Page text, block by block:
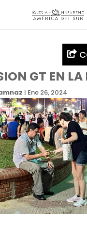
GT EN LA
| Ene 26, 2024